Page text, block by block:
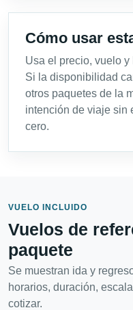
Cómo usar
Usa el precio, vuelo
Si la disponibilidad
otros paquetes de la
intención de viaje sin
cero.
VUELO INCLUIDO
Vuelos de
paquete
Se muestran ida y
horarios, duración,
cotizar.